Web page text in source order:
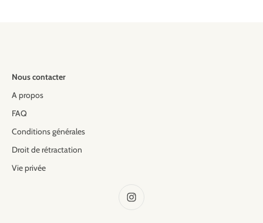
Nous contacter
A propos
FAQ
Conditions générales
Droit de rétractation
Vie privée